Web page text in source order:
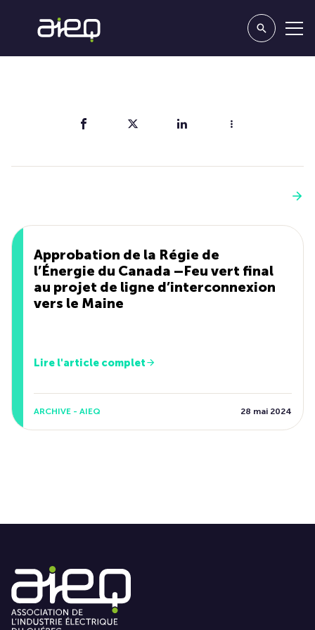
Approbation de la Régie de
l’Énergie du Canada –Feu vert final
au projet de ligne d’interconnexion
vers le Maine
Lire l'article complet
ARCHIVE - AIEQ 28 mai 2024